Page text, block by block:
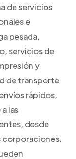
de servicios
e
pesada,
servicios de
y
de transporte
rápidos,
las
desde
corporaciones.